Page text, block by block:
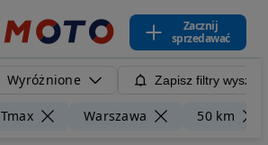
Zacznij
sprzedawać
Wyróżnione Zapisz filtry
Tmax Warszawa 50 km